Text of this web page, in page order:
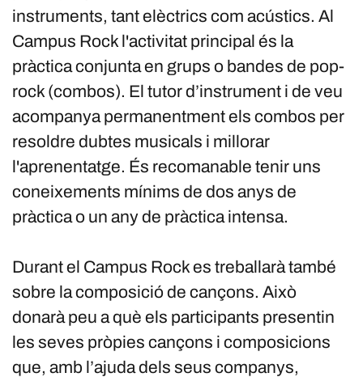
instruments, tant elèctrics com acústics. Al
Campus Rock l'activitat principal és la
pràctica conjunta en grups o bandes de pop-
rock (combos). El tutor d’instrument i de veu
acompanya permanentment els combos per
resoldre dubtes musicals i millorar
l'aprenentatge. És recomanable tenir uns
coneixements mínims de dos anys de
pràctica o un any de pràctica intensa.
Durant el Campus Rock es treballarà també
sobre la composició de cançons. Això
donarà peu a què els participants presentin
les seves pròpies cançons i composicions
que, amb l’ajuda dels seus companys,